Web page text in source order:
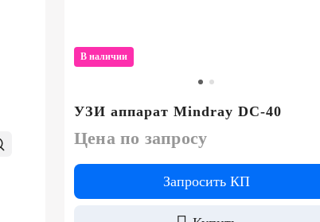
В наличии
УЗИ аппарат Mindray DC-40
Цена по запросу
Запросить КП